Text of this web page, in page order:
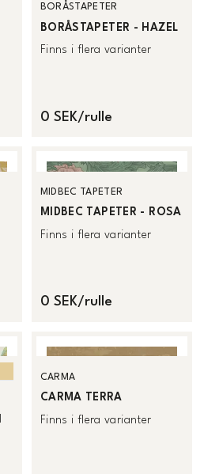
BORÅSTAPETER
BORÅSTAPETER - HAZEL
Finns i flera varianter
0 SEK/rulle
MIDBEC TAPETER
MIDBEC TAPETER - ROSA
Finns i flera varianter
0 SEK/rulle
CARMA
CARMA TERRA
Finns i flera varianter